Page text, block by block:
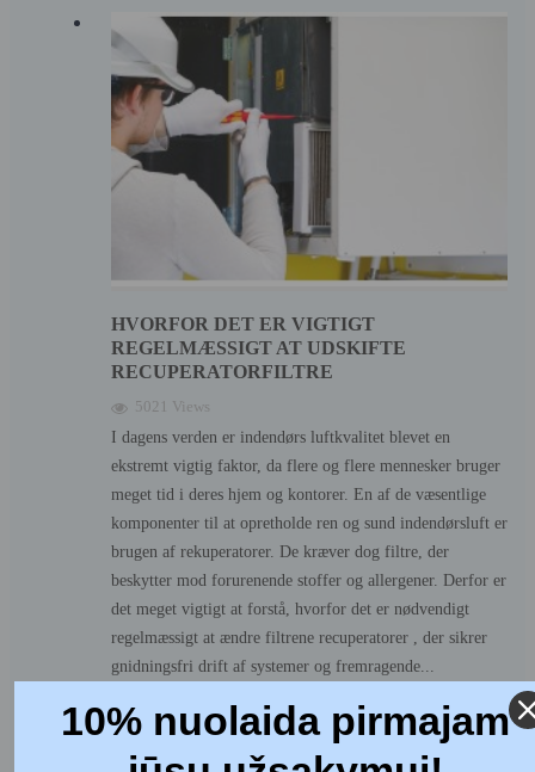
HVORFOR DET ER VIGTIGT
REGELMÆSSIGT AT UDSKIFTE
RECUPERATORFILTRE
5021 Views
I dagens verden er indendørs luftkvalitet blevet en
ekstremt vigtig faktor, da flere og flere mennesker bruger
meget tid i deres hjem og kontorer. En af de væsentlige
komponenter til at opretholde ren og sund indendørsluft er
brugen af rekuperatorer. De kræver dog filtre, der
beskytter mod forurenende stoffer og allergener. Derfor er
det meget vigtigt at forstå, hvorfor det er nødvendigt
regelmæssigt at ændre filtrene recuperatorer , der sikrer
gnidningsfri drift af systemer og fremragende...
Read more
10% nuolaida pirmajam